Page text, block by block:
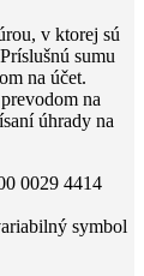
v ktorej sú
sumu
na účet.
na
úhrady na
0029 4414
symbol